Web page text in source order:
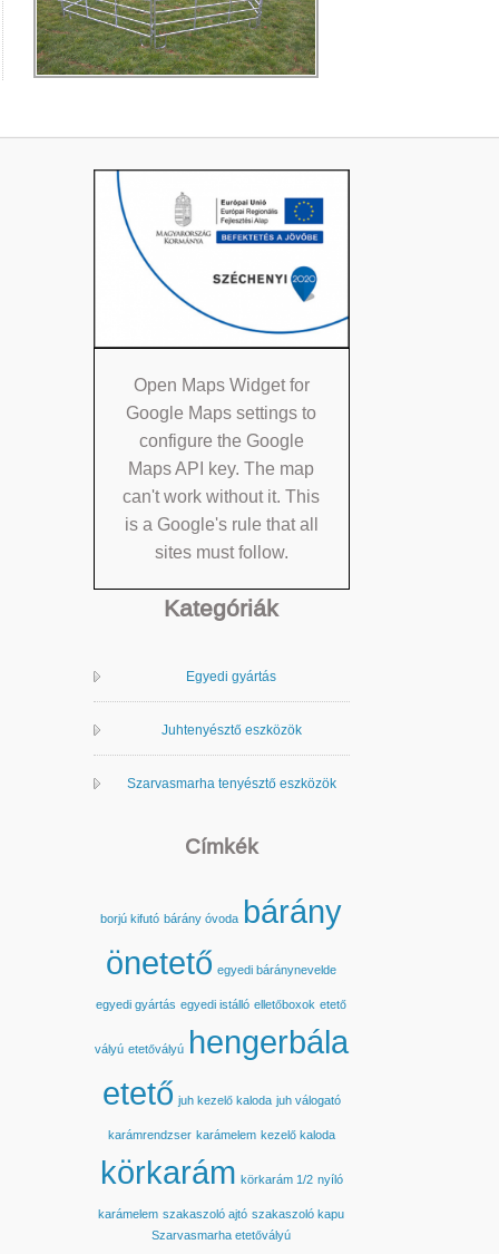
Open Maps Widget for
Google Maps settings to
configure the Google
Maps API key. The map
can't work without it. This
is a Google's rule that all
sites must follow.
Kategóriák
Egyedi gyártás
Juhtenyésztő eszközök
Szarvasmarha tenyésztő eszközök
Címkék
borjú kifutó bárány óvoda bárány
önetető egyedi báránynevelde
egyedi gyártás egyedi istálló elletőboxok etető
vályú etetővályú hengerbála
etető juh kezelő kaloda juh válogató
karámrendzser karámelem kezelő kaloda
körkarám körkarám 1/2 nyíló
karámelem szakaszoló ajtó szakaszoló kapu
Szarvasmarha etetővályú